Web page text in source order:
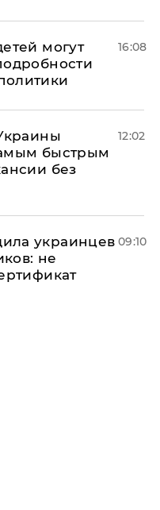
могут
16:08
быстрым
без
12:02
украинцев
не
09:10